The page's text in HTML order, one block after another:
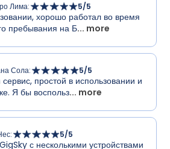
Лима: 5/5
хорошо работал во время
пребывания на Б... more
Сола: 5/5
простой в использовании и
Я бы воспольз... more
: 5/5
с несколькими устройствами